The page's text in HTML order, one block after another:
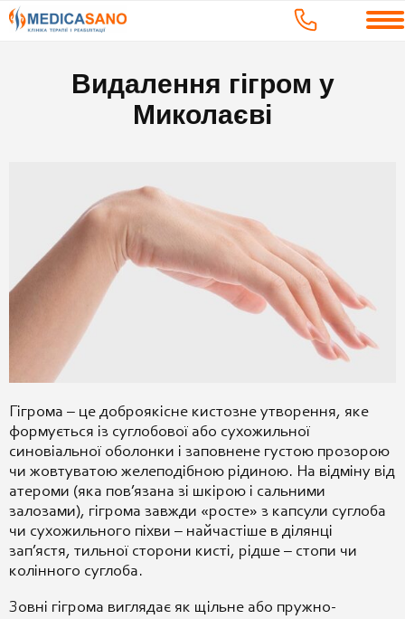
Видалення гігром у
Миколаєві
Гігрома – це доброякісне кистозне утворення, яке
формується із суглобової або сухожильної
синовіальної оболонки і заповнене густою прозорою
чи жовтуватою желеподібною рідиною. На відміну від
атероми (яка пов’язана зі шкірою і сальними
залозами), гігрома завжди «росте» з капсули суглоба
чи сухожильного піхви – найчастіше в ділянці
зап’ястя, тильної сторони кисті, рідше – стопи чи
колінного суглоба.
Зовні гігрома виглядає як щільне або пружно-